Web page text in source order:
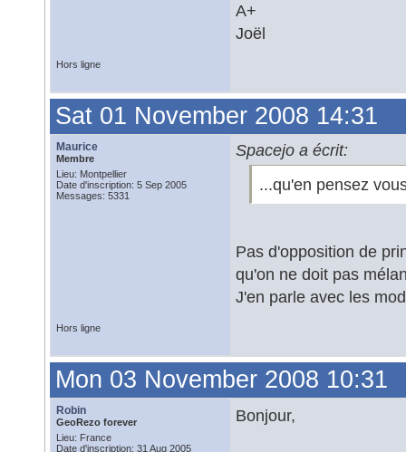
A+
Joël
Hors ligne
Sat 01 November 2008 14:31
Maurice
Membre
Lieu: Montpellier
Date d'inscription: 5 Sep 2005
Messages: 5331
Spacejo a écrit:
...qu'en pensez
Pas d'opposition de
qu'on ne doit pas
J'en parle avec les
Hors ligne
Mon 03 November 2008 10:31
Robin
GeoRezo forever
Lieu: France
Date d'inscription: 31 Aug 2005
Bonjour,